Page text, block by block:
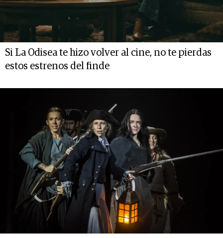
Si La Odisea te hizo volver al cine, no te pierdas
estos estrenos del finde